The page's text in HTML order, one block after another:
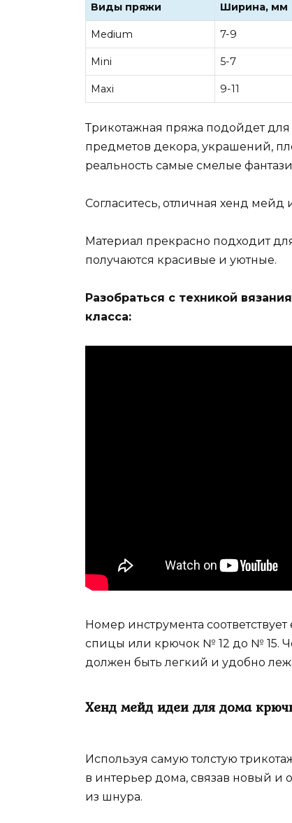
Виды пряжи Ширина, мм
Medium 7-9
Mini 5-7
Maxi 9-11
Трикотажная пряжа подойдет для
предметов декора, украшений,
реальность самые смелые
Согласитесь, отличная хенд мейд
Материал прекрасно подходит
получаются красивые и уютные.
Разобраться с техникой
класса:
Номер инструмента
спицы или крючок № 12 до № 15.
должен быть легкий и удобно
Хенд мейд идеи для дома
Используя самую толстую
в интерьер дома, связав новый
из шнура.